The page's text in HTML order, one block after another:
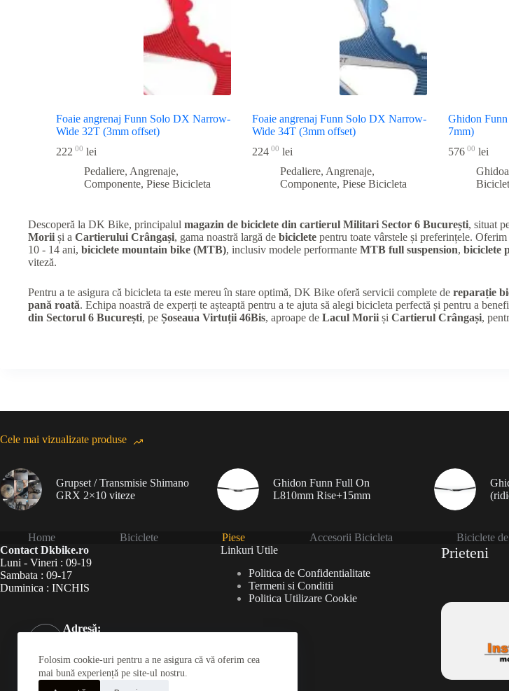
Folosim cookie-uri pentru a ne asigura că vă oferim cea
mai bună experiență pe site-ul nostru.
Foaie angrenaj Funn Solo DX Narrow-
Wide 32T (3mm offset)
222 00 lei
Pedaliere, Angrenaje,
Componente, Piese Bicicleta
Foaie angrenaj Funn Solo DX Narrow-
Wide 34T (3mm offset)
224 00 lei
Pedaliere, Angrenaje,
Componente, Piese Bicicleta
Ghidon
7mm)
576 00 lei
Descoperă la DK Bike, principalul magazin de biciclete din cartierul Militari Sector 6 București, situat
Morii și a Cartierului Crângași, gama noastră largă de biciclete pentru toate vârstele și preferințele. Oferim
10 - 14 ani, biciclete mountain bike (MTB), inclusiv modele performante MTB full suspension, biciclete
viteză.
Pentru a te asigura că bicicleta ta este mereu în stare optimă, DK Bike oferă servicii complete de reparație
pană roată. Echipa noastră de experți te așteaptă pentru a te ajuta să alegi bicicleta perfectă și pentru a
din Sectorul 6 București, pe Șoseaua Virtuții 46Bis, aproape de Lacul Morii și Cartierul Crângași,
Cele mai vizualizate produse
Grupset / Transmisie Shimano
GRX 2×10 viteze
Ghidon Funn Full On
L810mm Rise+15mm
Home Biciclete Piese Accesorii Bicicleta Biciclete
Contact Dkbike.ro
Luni - Vineri : 09-19
Sambata : 09-17
Duminica : INCHIS
Adresă:
București 060787
Telefon:
031 826 0120
Linkuri Utile
Politica de Confidentialitate
Termeni si Conditii
Politica Utilizare Cookie
Prieteni